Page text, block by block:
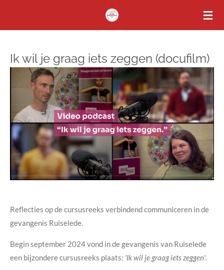
hoofdinhoud
Ik wil je graag iets zeggen (docufilm)
Reflecties op de cursusreeks verbindend communiceren in de
gevangenis Ruiselede.
Begin september 2024 vond in de gevangenis van Ruiselede
een bijzondere cursusreeks plaats: 'Ik wil je graag iets zeggen'.